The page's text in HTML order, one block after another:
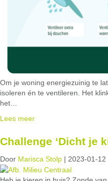
Om je woning energiezuinig te
isoleren én te ventileren. Het
het…
Lees meer
Challenge ‘Dicht je
Door Marisca Stolp | 2023-01-12